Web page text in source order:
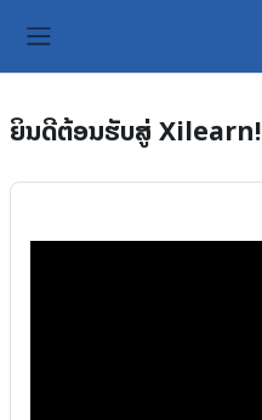
ຍິນດີຕ້ອນຮັບສູ່ Xilearn!